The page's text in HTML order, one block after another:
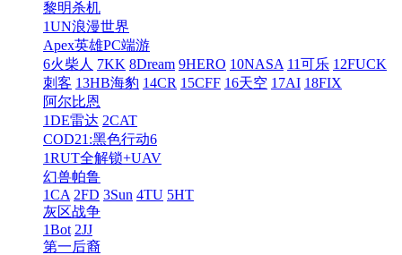
黎明杀机
1UN浪漫世界
Apex英雄PC端游
6火柴人 7KK 8Dream 9HERO 10NASA 11可乐 12FUCK
刺客 13HB海豹 14CR 15CFF 16天空 17AI 18FIX
阿尔比恩
1DE雷达 2CAT
COD21:黑色行动6
1RUT全解锁+UAV
幻兽帕鲁
1CA 2FD 3Sun 4TU 5HT
灰区战争
1Bot 2JJ
第一后裔